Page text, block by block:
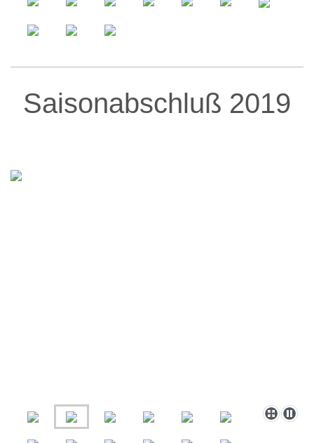
Saisonabschluß 2019